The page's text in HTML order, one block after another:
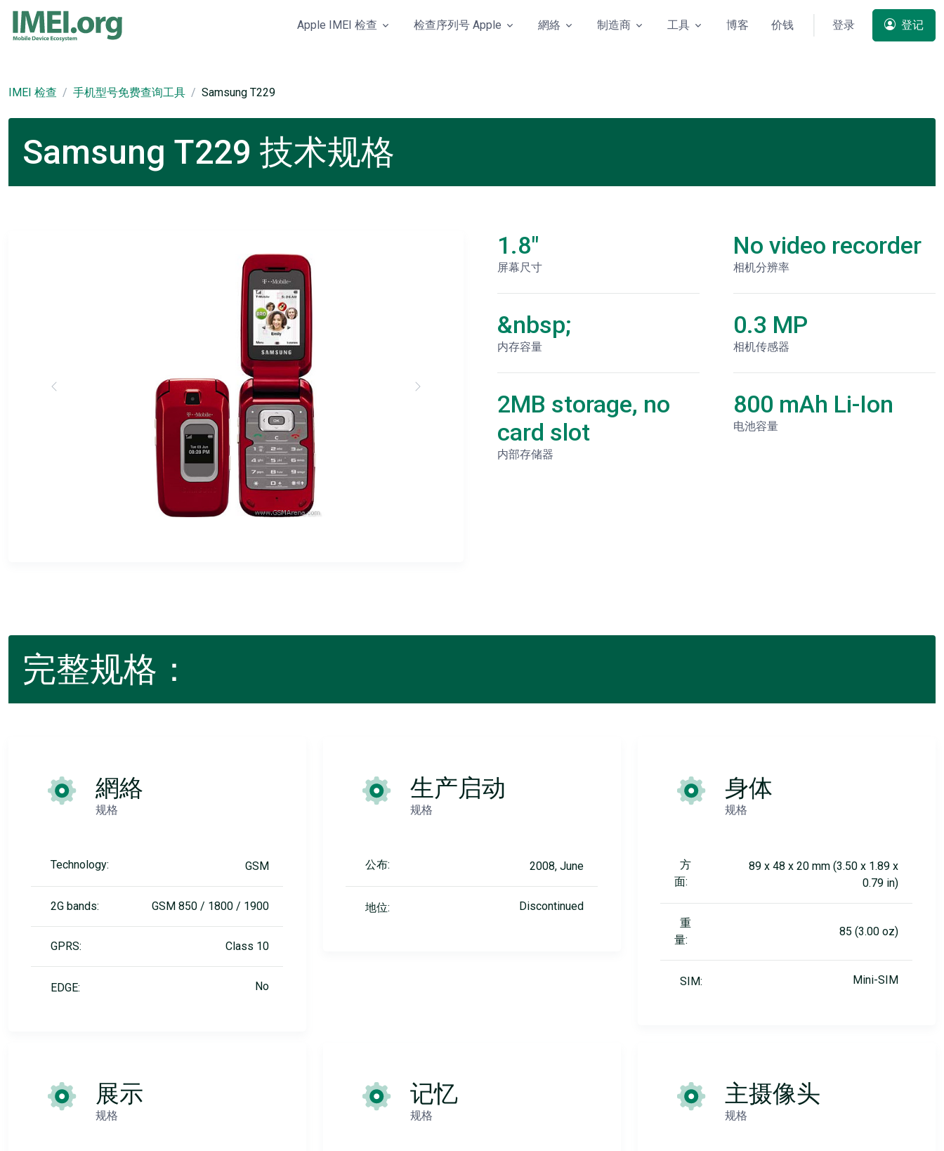
Apple IMEI 检查 检查序列号 Apple 網絡 制造商 工具 博客 价钱 登录 登记
IMEI 检查 手机型号免费查询工具 Samsung T229
Samsung T229 技术规格
1.8"
屏幕尺寸
&nbsp;
内存容量
2MB storage, no
card slot
内部存储器
No video recorder
相机分辨率
0.3 MP
相机传感器
800 mAh Li-Ion
电池容量
完整规格：
網絡
规格
Technology: GSM
2G bands: GSM 850 / 1800 / 1900
GPRS: Class 10
EDGE: No
生产启动
规格
公布: 2008, June
地位: Discontinued
身体
规格
方
面:
89 x 48 x 20 mm (3.50 x 1.89 x
0.79 in)
重
量:
85 (3.00 oz)
SIM: Mini-SIM
展示
规格
记忆
规格
主摄像头
规格